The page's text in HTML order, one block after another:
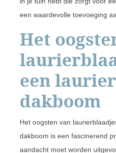
een waardevolle toevoeging
Het
een laurier
dakboom
Het oogsten van
dakboom is een fascinerend
aandacht moet worden